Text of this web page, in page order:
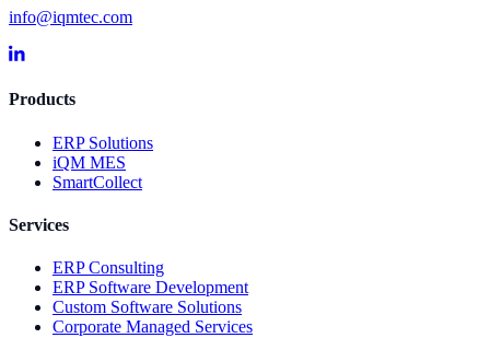
info@iqmtec.com
Products
ERP Solutions
iQM MES
SmartCollect
Services
ERP Consulting
ERP Software Development
Custom Software Solutions
Corporate Managed Services